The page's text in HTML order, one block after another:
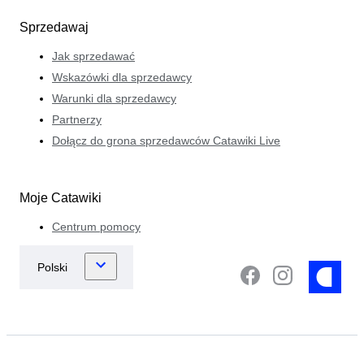
Sprzedawaj
Jak sprzedawać
Wskazówki dla sprzedawcy
Warunki dla sprzedawcy
Partnerzy
Dołącz do grona sprzedawców Catawiki Live
Moje Catawiki
Centrum pomocy